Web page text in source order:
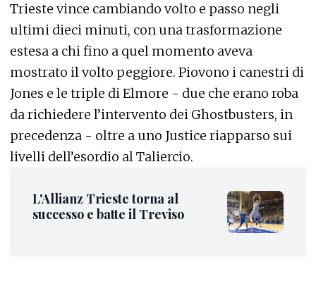
Trieste vince cambiando volto e passo negli
ultimi dieci minuti, con una trasformazione
estesa a chi fino a quel momento aveva
mostrato il volto peggiore. Piovono i canestri di
Jones e le triple di Elmore - due che erano roba
da richiedere l’intervento dei Ghostbusters, in
precedenza - oltre a uno Justice riapparso sui
livelli dell’esordio al Taliercio.
L'Allianz Trieste torna al
successo e batte il Treviso